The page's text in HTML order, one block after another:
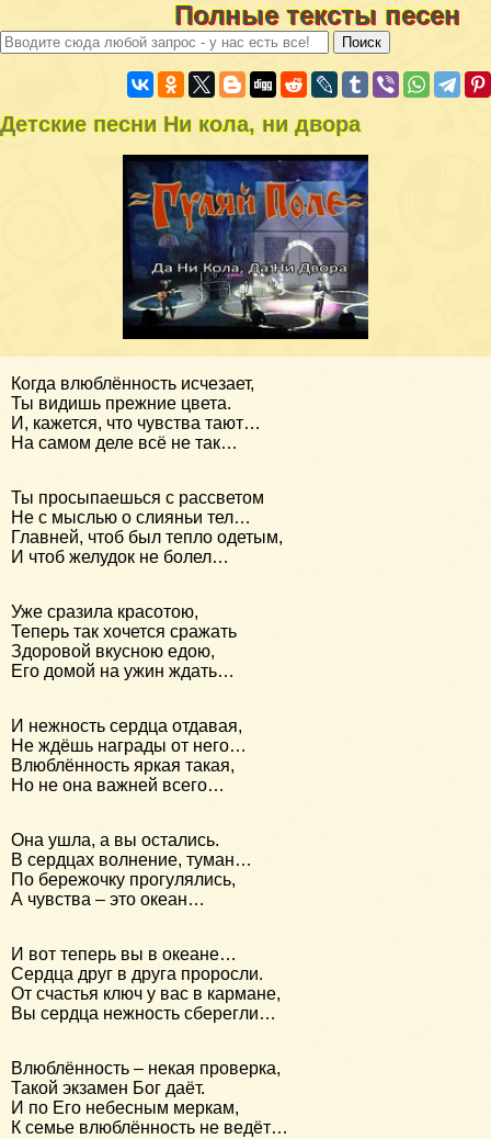
Полные тексты песен
Детские песни Ни кола, ни двора
Когда влюблённость исчезает,
Ты видишь прежние цвета.
И, кажется, что чувства тают…
На самом деле всё не так…
Ты просыпаешься с рассветом
Не с мыслью о слияньи тел…
Главней, чтоб был тепло одетым,
И чтоб желудок не болел…
Уже сразила красотою,
Теперь так хочется сражать
Здоровой вкусною едою,
Его домой на ужин ждать…
И нежность сердца отдавая,
Не ждёшь награды от него…
Влюблённость яркая такая,
Но не она важней всего…
Она ушла, а вы остались.
В сердцах волнение, туман…
По бережочку прогулялись,
А чувства – это океан…
И вот теперь вы в океане…
Сердца друг в друга проросли.
От счастья ключ у вас в кармане,
Вы сердца нежность сберегли…
Влюблённость – некая проверка,
Такой экзамен Бог даёт.
И по Его небесным меркам,
К семье влюблённость не ведёт…